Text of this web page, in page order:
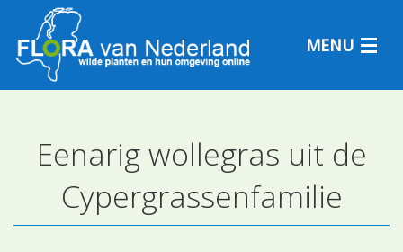
MENU
Plantensoorten
Plantengemeenschappen
Eenarig wollegras uit de
Cypergrassenfamilie